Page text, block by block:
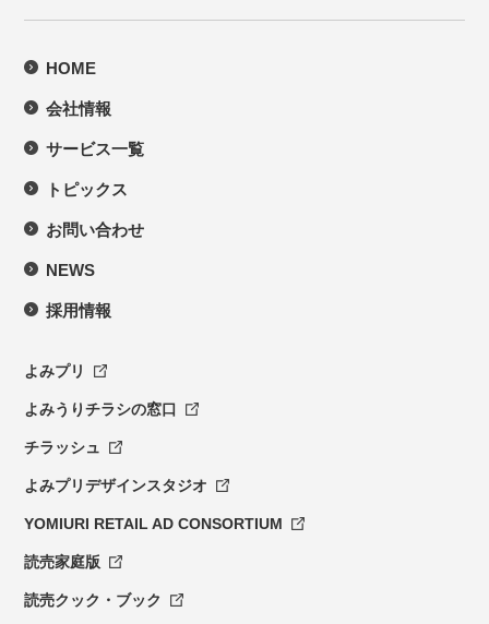
HOME
会社情報
サービス一覧
トピックス
お問い合わせ
NEWS
採用情報
よみプリ
よみうりチラシの窓口
チラッシュ
よみプリデザインスタジオ
YOMIURI RETAIL AD CONSORTIUM
読売家庭版
読売クック・ブック